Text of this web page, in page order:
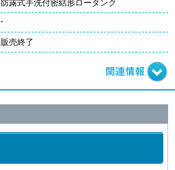
防露式手洗付密結形ロータンク
-
販売終了